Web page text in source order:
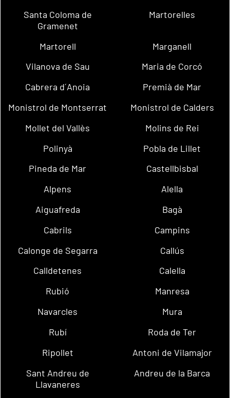
Santa Coloma de
Gramenet
Martorelles
Martorell
Marganell
Vilanova de Sau
Maria de Corcó
Cabrera d´Anoia
Premià de Mar
Monistrol de Montserrat
Monistrol de Calders
Mollet del Vallès
Molins de Rei
Polinyà
Pobla de Lillet
Pineda de Mar
Castellbisbal
Alpens
Alella
Aiguafreda
Bagà
Cabrils
Campins
Calonge de Segarra
Callús
Calldetenes
Calella
Rubió
Manresa
Navarcles
Mura
Rubí
Roda de Ter
Ripollet
Antoni de Vilamajor
Sant Andreu de
Llavaneres
Andreu de la Barca